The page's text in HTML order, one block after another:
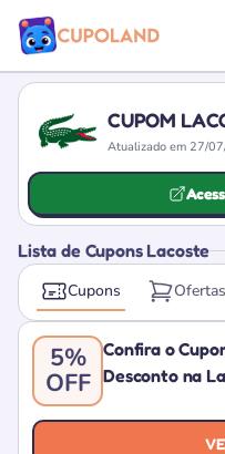
CUPOM
Atualizado em 27/
Lista de Cupons Lacoste
Cupons Ofertas
5%
OFF
Confira o
Desconto na